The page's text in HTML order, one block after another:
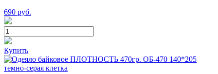
690 руб.
Купить